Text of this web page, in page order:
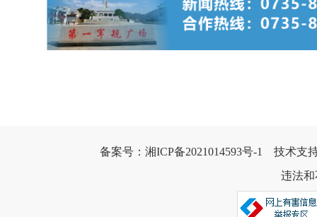
备案号： 湘ICP备2021014593号-1
技术
违法和